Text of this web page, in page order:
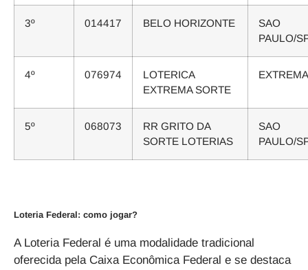
3º 014417 BELO HORIZONTE
SAO
PAULO/
4º 076974
LOTERICA
EXTREMA SORTE
5º 068073
RR GRITO DA
SORTE LOTERIAS
SAO
PAULO/
Loteria Federal: como jogar?
A Loteria Federal é uma modalidade tradicional
oferecida pela Caixa Econômica Federal e se destaca